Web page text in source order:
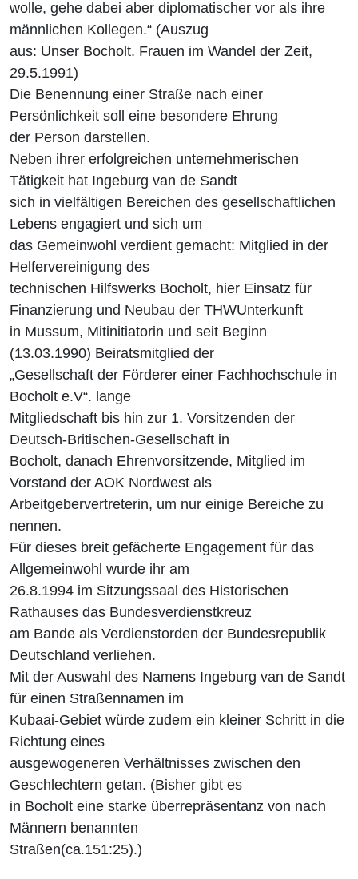
wolle, gehe dabei aber diplomatischer vor als ihre
männlichen Kollegen.“ (Auszug
aus: Unser Bocholt. Frauen im Wandel der Zeit,
29.5.1991)
Die Benennung einer Straße nach einer
Persönlichkeit soll eine besondere Ehrung
der Person darstellen.
Neben ihrer erfolgreichen unternehmerischen
Tätigkeit hat Ingeburg van de Sandt
sich in vielfältigen Bereichen des gesellschaftlichen
Lebens engagiert und sich um
das Gemeinwohl verdient gemacht: Mitglied in der
Helfervereinigung des
technischen Hilfswerks Bocholt, hier Einsatz für
Finanzierung und Neubau der THWUnterkunft
in Mussum, Mitinitiatorin und seit Beginn
(13.03.1990) Beiratsmitglied der
„Gesellschaft der Förderer einer Fachhochschule in
Bocholt e.V“. lange
Mitgliedschaft bis hin zur 1. Vorsitzenden der
Deutsch-Britischen-Gesellschaft in
Bocholt, danach Ehrenvorsitzende, Mitglied im
Vorstand der AOK Nordwest als
Arbeitgebervertreterin, um nur einige Bereiche zu
nennen.
Für dieses breit gefächerte Engagement für das
Allgemeinwohl wurde ihr am
26.8.1994 im Sitzungssaal des Historischen
Rathauses das Bundesverdienstkreuz
am Bande als Verdienstorden der Bundesrepublik
Deutschland verliehen.
Mit der Auswahl des Namens Ingeburg van de Sandt
für einen Straßennamen im
Kubaai-Gebiet würde zudem ein kleiner Schritt in die
Richtung eines
ausgewogeneren Verhältnisses zwischen den
Geschlechtern getan. (Bisher gibt es
in Bocholt eine starke überrepräsentanz von nach
Männern benannten
Straßen(ca.151:25).)